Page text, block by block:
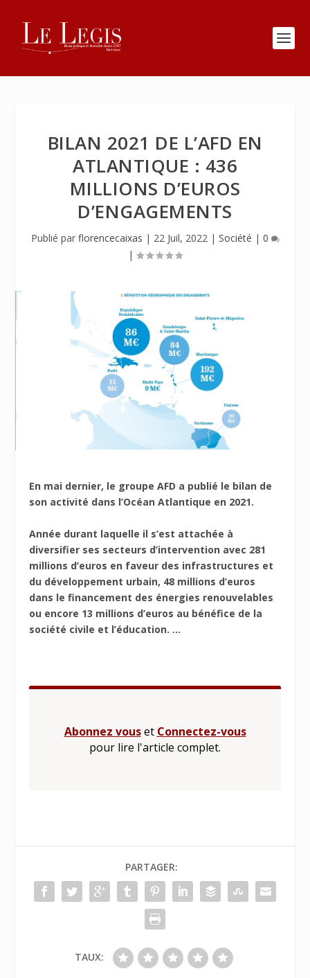
BILAN 2021 DE L’AFD EN
ATLANTIQUE : 436
MILLIONS D’EUROS
D’ENGAGEMENTS
Publié par florencecaixas | 22 Juil, 2022| Société | 0
|
En mai dernier, le groupe AFD a publié le bilan de
son activité dans l’Océan Atlantique en 2021.
Année durant laquelle il s’est attachée à
diversifier ses secteurs d’intervention avec 281
millions d’euros en faveur des infrastructures et
du développement urbain, 48 millions d’euros
dans le financement des énergies renouvelables
ou encore 13 millions d’euros au bénéfice de la
société civile et l’éducation. ...
Abonnez vouset Connectez-vous
pour lire l'article complet.
PARTAGER:
TAUX: